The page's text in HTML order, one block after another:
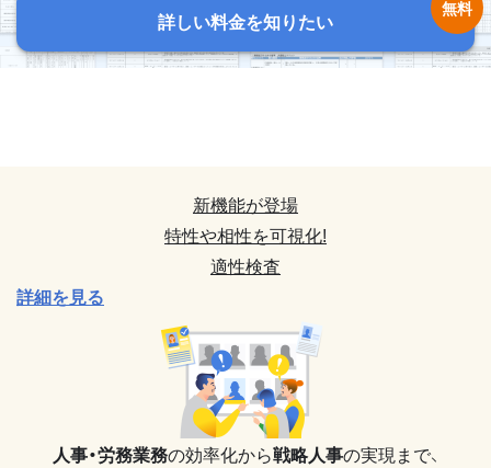
詳しい料金を知りたい
詳しい料金を知りたい
詳しい料金を知りたい
新機能が登場
特性や相性を可視化!
適性検査
詳細を見る
人事・労務業務の効率化から戦略人事の実現まで、